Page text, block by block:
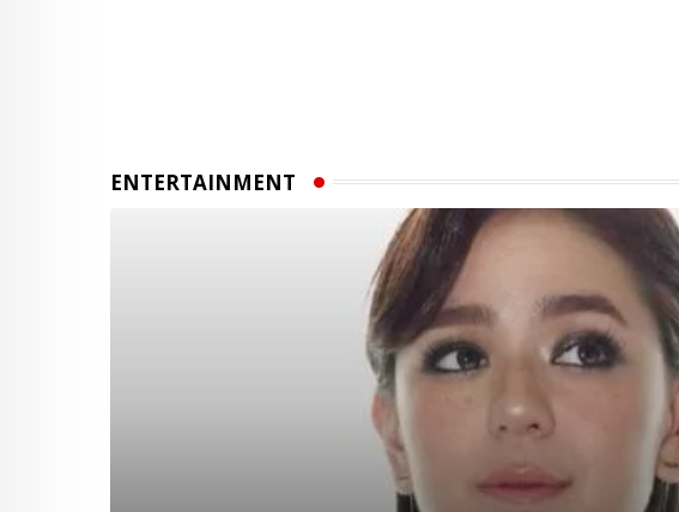
ENTERTAINMENT